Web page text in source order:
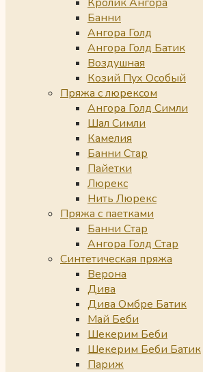
Банни
Ангора Голд
Ангора Голд Батик
Воздушная
Козий Пух Особый
Пряжа с люрексом
Ангора Голд Симли
Шал Симли
Камелия
Банни Стар
Пайетки
Люрекс
Нить Люрекс
Пряжа с паетками
Банни Стар
Ангора Голд Стар
Синтетическая пряжа
Верона
Дива
Дива Омбре Батик
Май Беби
Шекерим Беби
Шекерим Беби Батик
Париж